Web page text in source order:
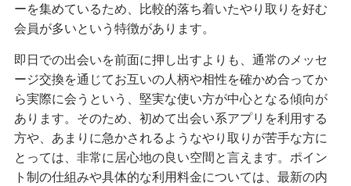
ーを集めているため、比較的落ち着いたやり取りを好む
会員が多いという特徴があります。
即日での出会いを前面に押し出すよりも、通常のメッセ
ージ交換を通じてお互いの人柄や相性を確かめ合ってか
ら実際に会うという、堅実な使い方が中心となる傾向が
あります。そのため、初めて出会い系アプリを利用する
方や、あまりに急かされるようなやり取りが苦手な方に
とっては、非常に居心地の良い空間と言えます。ポイン
ト制の仕組みや具体的な利用料金については、最新の内